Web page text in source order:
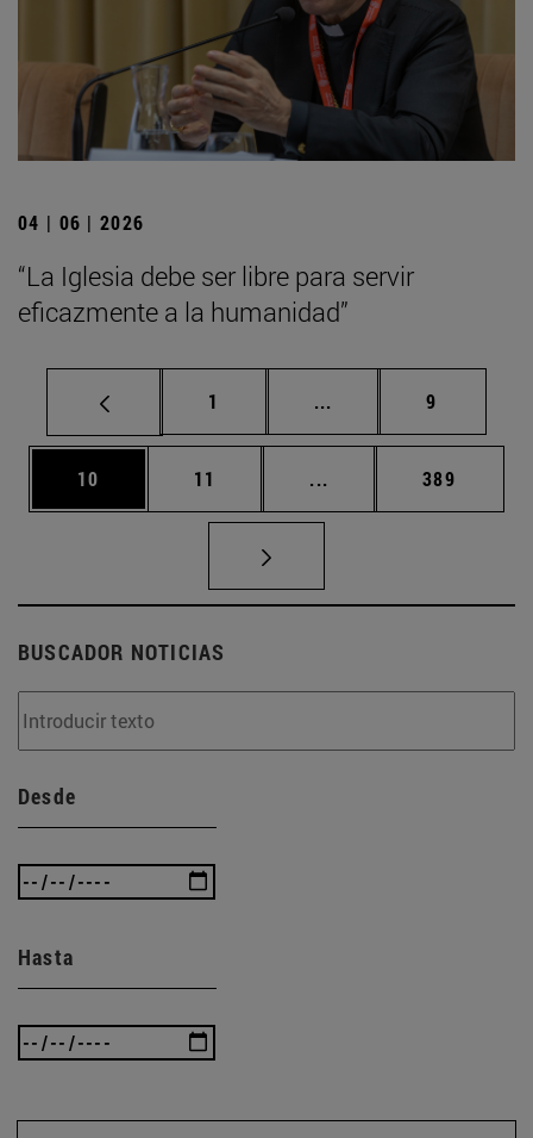
04 | 06 | 2026
“La Iglesia debe ser libre para servir
eficazmente a la humanidad”
Página
1 ... Páginas intermedias
Página
9
Página
10 Página
11 ... Páginas intermedias
Página
389
BUSCADOR NOTICIAS
Desde
Hasta